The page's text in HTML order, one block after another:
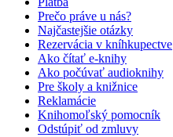
Prečo práve u nás?
Najčastejšie otázky
Rezervácia v kníhkupectve
Ako čítať e-knihy
Ako počúvať audioknihy
Pre školy a knižnice
Reklamácie
Knihomoľský pomocník
Odstúpiť od zmluvy